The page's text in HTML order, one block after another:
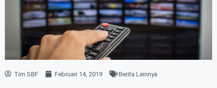
Tim SBF Februari 14, 2019 Berita Lainnya